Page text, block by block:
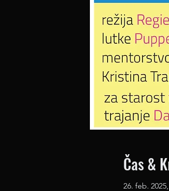
Čas &
26. feb.